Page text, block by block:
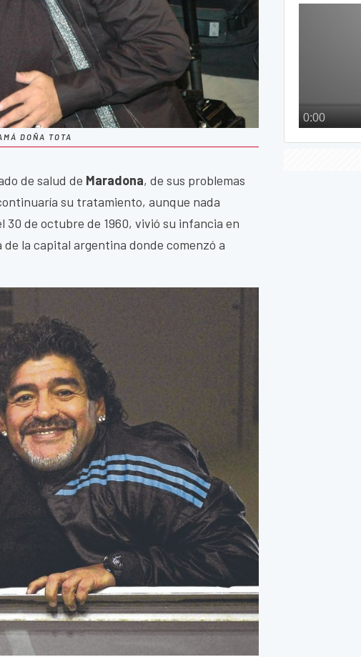
DOÑA TOTA
de salud de Maradona, de sus problemas
su tratamiento, aunque nada
30 de octubre de 1960, vivió su infancia en
la capital argentina donde comenzó a